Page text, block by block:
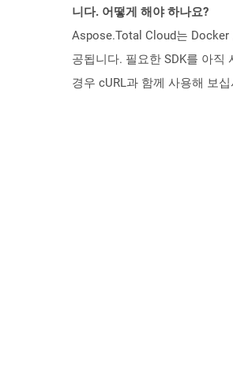
니다. 어떻게 해야 하나요?
Aspose.Total Cloud는 Docker
공됩니다. 필요한 SDK를 아직
경우 cURL과 함께 사용해 보